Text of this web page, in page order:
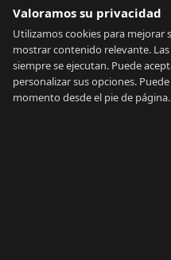
La Atunara
Poniente
El Zabal
Santa Margarita
La Alcaidesa
Valoramos su privacidad
Utilizamos cookies para mejorar
mostrar contenido relevante.
siempre se ejecutan. Puede
personalizar sus opciones.
momento desde el pie de página.